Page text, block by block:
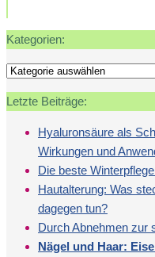
Kategorien:
Kategorien:
Letzte Beiträge:
Hyaluronsäure als
Wirkungen und
Die beste
Hautalterung: Was
dagegen tun?
Durch Abnehmen zur
Nägel und Haar: